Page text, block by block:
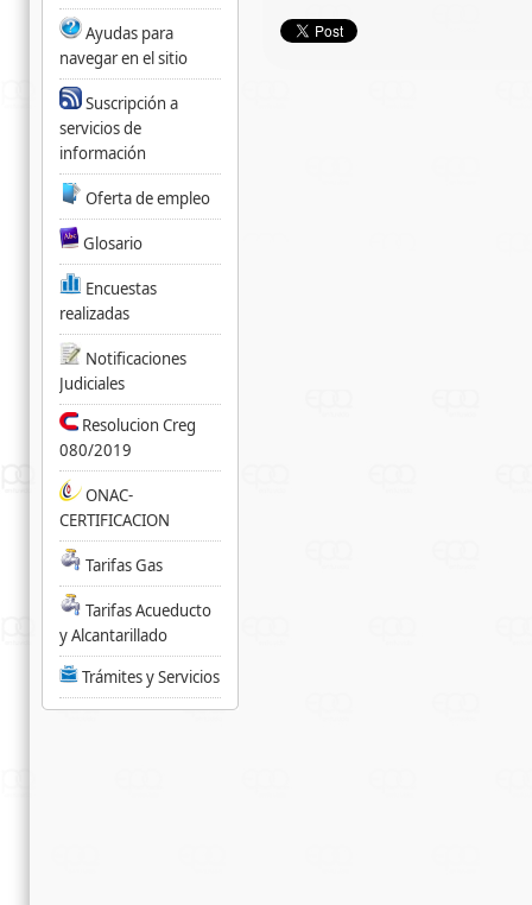
Ayudas para
navegar en el sitio
Suscripción a
servicios de
información
Oferta de empleo
Glosario
Encuestas
realizadas
Notificaciones
Judiciales
Resolucion Creg
080/2019
ONAC-
CERTIFICACION
Tarifas Gas
Tarifas Acueducto
y Alcantarillado
Trámites y Servicios